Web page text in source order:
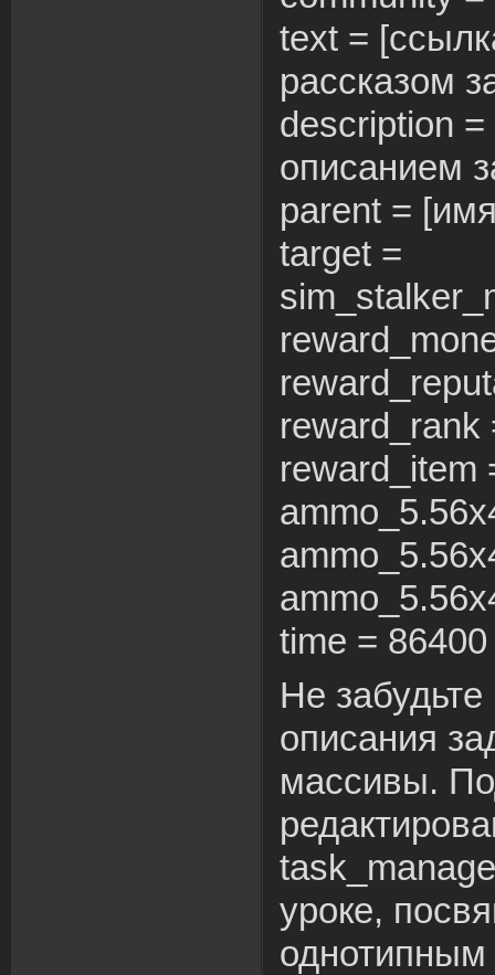
text =
рассказом
description =
описанием
parent =
target =
reward_rank
reward_item
time = 86400
Не забудьте
описания
массивы.
уроке,
однотипным